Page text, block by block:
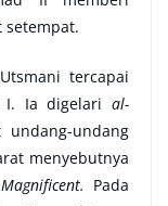
setempat.
tercapai
I. Ia digelari al-
undang
menyebutnya
Pada